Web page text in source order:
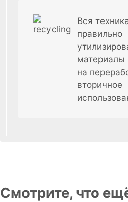
Вся
правильно
материалы
на
вторичное
Смотрите, что